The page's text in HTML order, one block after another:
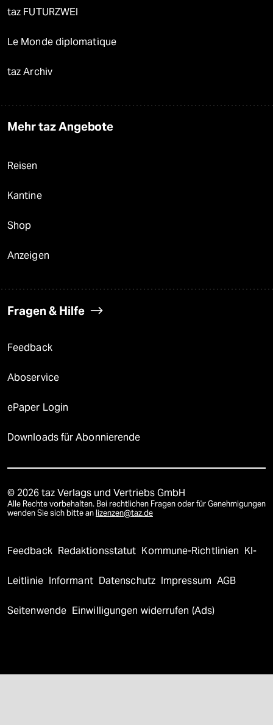
taz FUTURZWEI
Le Monde diplomatique
taz Archiv
Mehr taz Angebote
Reisen
Kantine
Shop
Anzeigen
Fragen & Hilfe
Feedback
Aboservice
ePaper Login
Downloads für Abonnierende
© 2026 taz Verlags und Vertriebs GmbH
Alle Rechte vorbehalten. Bei rechtlichen Fragen oder für Genehmigungen
wenden Sie sich bitte an lizenzen@taz.de
Feedback Redaktionsstatut Kommune-Richtlinien KI-
Leitlinie Informant Datenschutz Impressum AGB
Seitenwende Einwilligungen widerrufen (Ads)